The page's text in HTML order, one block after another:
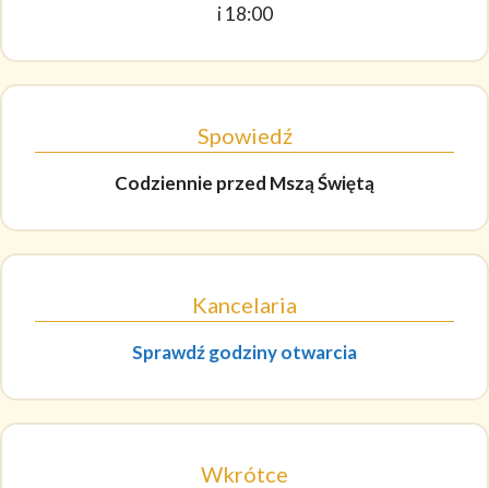
i 18:00
Spowiedź
Codziennie przed Mszą Świętą
Kancelaria
Sprawdź godziny otwarcia
Wkrótce